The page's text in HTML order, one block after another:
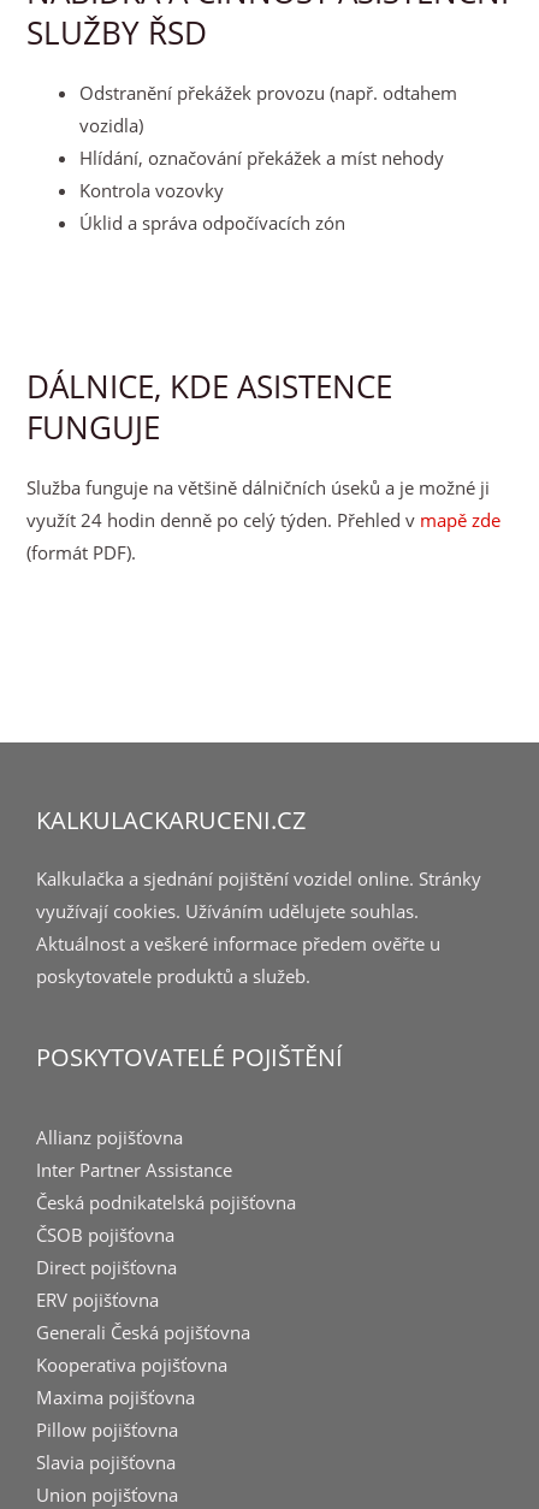
SLUŽBY ŘSD
Odstranění překážek provozu (např. odtahem
vozidla)
Hlídání, označování překážek a míst nehody
Kontrola vozovky
Úklid a správa odpočívacích zón
DÁLNICE, KDE ASISTENCE
FUNGUJE
Služba funguje na většině dálničních úseků a je možné ji
využít 24 hodin denně po celý týden. Přehled v mapě zde
(formát PDF).
KALKULACKARUCENI.CZ
Kalkulačka a sjednání pojištění vozidel online. Stránky
využívají cookies. Užíváním udělujete souhlas.
Aktuálnost a veškeré informace předem ověřte u
poskytovatele produktů a služeb.
POSKYTOVATELÉ POJIŠTĚNÍ
Allianz pojišťovna
Inter Partner Assistance
Česká podnikatelská pojišťovna
ČSOB pojišťovna
Direct pojišťovna
ERV pojišťovna
Generali Česká pojišťovna
Kooperativa pojišťovna
Maxima pojišťovna
Pillow pojišťovna
Slavia pojišťovna
Union pojišťovna